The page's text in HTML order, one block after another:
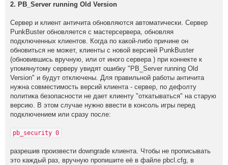
2. PB_Server running Old Version
Сервер и клиент античита обновляются автоматически. Сервер
PunkBuster обновляется c мастерсервера, обновляя
подключенных клиентов. Когда по какой-либо причине он
обновиться не может, клиенты с новой версией PunkBuster
(обновившись вручную, или от иного сервера ) при коннекте к
упомянутому серверу увидят ошибку "PB_Server running Оld
Version" и будут отключены. Для правильной работы античита
нужна совместимость версий клиента - сервер, по дефолту
политика безопасности не дает клиенту "откатываться" на старую
версию. В этом случае нужно ввести в консоль игры перед
подключением или сразу после:
pb_security 0
разрешив произвести downgrade клиента. Чтобы не прописывать
это каждый раз, вручную пропишите её в файле рbcl.cfg, в